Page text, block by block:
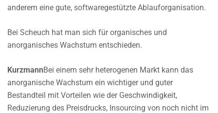
anderem eine gute, softwaregestützte Ablauforganisation.
Bei Scheuch hat man sich für organisches und
anorganisches Wachstum entschieden.
KurzmannBei einem sehr heterogenen Markt kann das
anorganische Wachstum ein wichtiger und guter
Bestandteil mit Vorteilen wie der Geschwindigkeit,
Reduzierung des Preisdrucks, Insourcing von noch nicht im